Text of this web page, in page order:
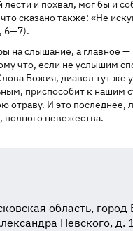
и похвал, мог бы и
сказано также: «Не
6—7).
на слышание, а главное —
что, если не услышим
Божия, диавол тут же
приспособит к нашим
отраву. И это последнее,
полного невежества.
область, город
Невского, д.